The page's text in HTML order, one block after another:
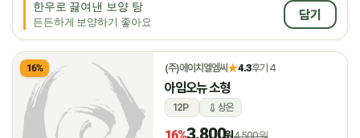
한우로 끓여낸 보양 탕
든든하게 보양하기 좋아요
담기
16% (주)에이치엘엠씨 ★4.3후기 4
아임오뉴 소형
12P 상온